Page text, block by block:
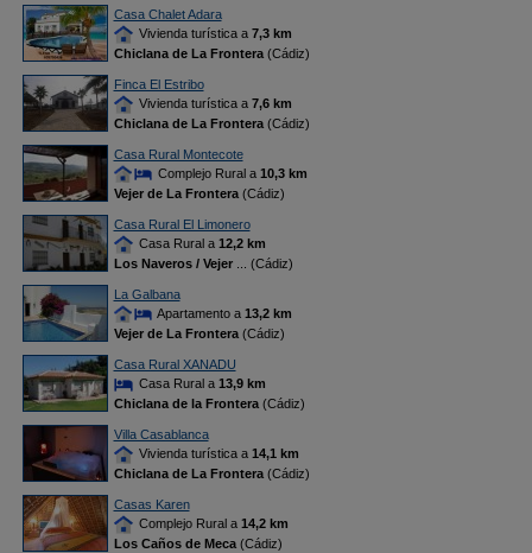
Casa Chalet Adara
Vivienda turística a 7,3 km
Chiclana de La Frontera(Cádiz)
Finca El Estribo
Vivienda turística a 7,6 km
Chiclana de La Frontera(Cádiz)
Casa Rural Montecote
Complejo Rural a 10,3 km
Vejer de La Frontera(Cádiz)
Casa Rural El Limonero
Casa Rural a 12,2 km
Los Naveros / Vejer
... (Cádiz)
La Galbana
Apartamento a 13,2 km
Vejer de La Frontera(Cádiz)
Casa Rural XANADU
Casa Rural a 13,9 km
Chiclana de la Frontera(Cádiz)
Villa Casablanca
Vivienda turística a 14,1 km
Chiclana de La Frontera(Cádiz)
Casas Karen
Complejo Rural a 14,2 km
Los Caños de Meca(Cádiz)